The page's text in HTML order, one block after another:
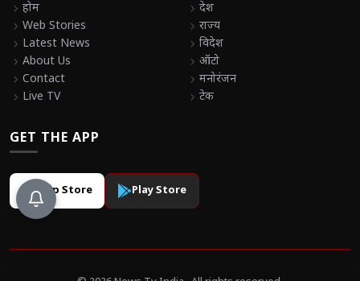
chevron_right होम
chevron_right Web Stories
chevron_right Latest News
chevron_right About Us
chevron_right Contact
chevron_right Live TV
chevron_right देश
chevron_right राज्य
chevron_right विदेश
chevron_right ऑटो
chevron_right मनोरंजन
chevron_right टेक
GET THE APP
App Store Play Store